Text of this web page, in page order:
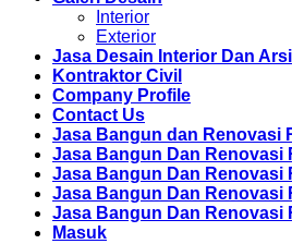
Interior
Exterior
Jasa Desain Interior Dan
Kontraktor Civil
Company Profile
Contact Us
Jasa Bangun dan Renovasi
Jasa Bangun Dan Renovasi
Jasa Bangun Dan Renovasi
Jasa Bangun Dan Renovasi
Jasa Bangun Dan Renovasi
Masuk